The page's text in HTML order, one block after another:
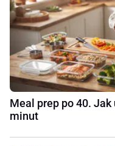
Meal prep po 40. Jak
minut